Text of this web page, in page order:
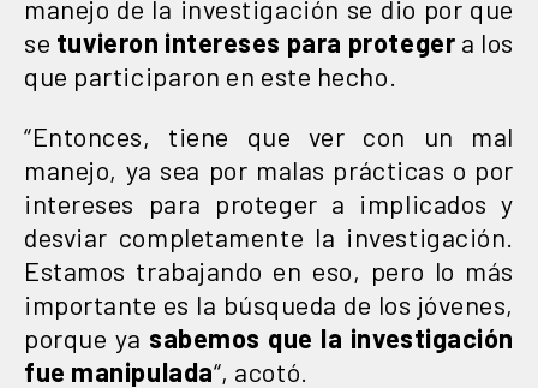
manejo de la investigación se dio por que
se tuvieron intereses para proteger a los
que participaron en este hecho.
“Entonces, tiene que ver con un mal
manejo, ya sea por malas prácticas o por
intereses para proteger a implicados y
desviar completamente la investigación.
Estamos trabajando en eso, pero lo más
importante es la búsqueda de los jóvenes,
porque ya sabemos que la investigación
fue manipulada“, acotó.